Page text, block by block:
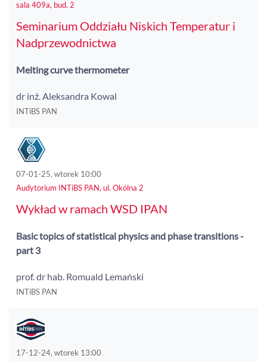
sala 409a, bud. 2
Seminarium Oddziału Niskich Temperatur i
Nadprzewodnictwa
Melting curve thermometer
dr inż. Aleksandra Kowal
INTiBS PAN
07-01-25, wtorek 10:00
Audytorium INTiBS PAN, ul. Okólna 2
Wykład w ramach WSD IPAN
Basic topics of statistical physics and phase transitions -
part 3
prof. dr hab. Romuald Lemański
INTiBS PAN
17-12-24, wtorek 13:00